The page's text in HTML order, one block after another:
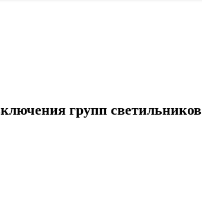
групп светильников